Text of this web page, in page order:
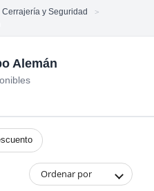
Cerrajería y Seguridad
Alemán
Ordenar por